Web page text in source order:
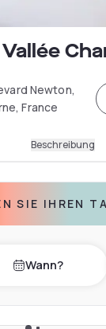
Newton,
France
Beschreibung
SIE IHREN
Wann?